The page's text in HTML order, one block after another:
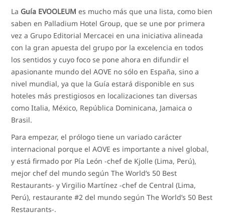
La Guía EVOOLEUM es mucho más que una lista, como bien
saben en Palladium Hotel Group, que se une por primera
vez a Grupo Editorial Mercacei en una iniciativa alineada
con la gran apuesta del grupo por la excelencia en todos
los sentidos y cuyo foco se pone ahora en difundir el
apasionante mundo del AOVE no sólo en España, sino a
nivel mundial, ya que la Guía estará disponible en sus
hoteles más prestigiosos en localizaciones tan diversas
como Italia, México, República Dominicana, Jamaica o
Brasil.
Para empezar, el prólogo tiene un variado carácter
internacional porque el AOVE es importante a nivel global,
y está firmado por Pía León -chef de Kjolle (Lima, Perú),
mejor chef del mundo según The World’s 50 Best
Restaurants- y Virgilio Martínez -chef de Central (Lima,
Perú), restaurante #2 del mundo según The World’s 50 Best
Restaurants-.